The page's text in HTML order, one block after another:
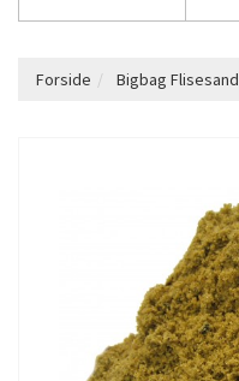
Forside Bigbag Flisesand